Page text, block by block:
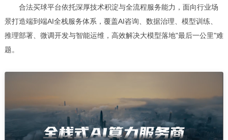
合法买球平台依托深厚技术积淀与全流程服务能力，面向行业场
景打造端到端AI全栈服务体系，覆盖AI咨询、数据治理、模型训练、
推理部署、微调开发与智能运维，高效解决大模型落地"最后一公里"难
题。